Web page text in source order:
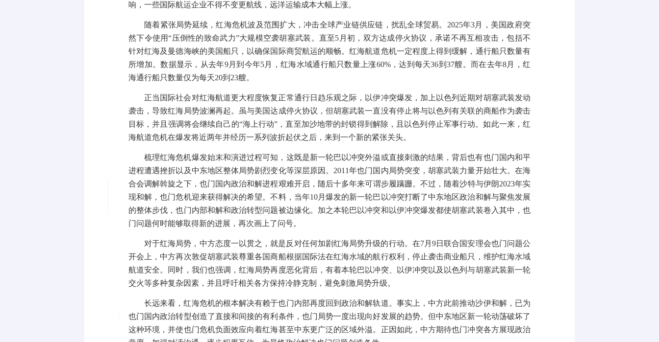
响，一些国际航运企业不得不变更航线，远洋运输成本大幅上涨。
随着紧张局势延续，红海危机波及范围扩大，冲击全球产业链供应链，扰乱全球贸易。 2025年3月，美国政府突
然下令使用“压倒性的致命武力”大规模空袭胡塞武装。直至5 月初，双方达成停火协议，承诺不再互相攻击，包括不
针对红海及曼德海峡的美国船只，以确保国际商贸航运的顺畅。红海航道危机一定程度上得到缓解，通行船只数量有
所增加。数据显示，从去年9月到今年5月，红海水域通行船只数量上涨60%，达到每天36到37艘。而在去年8月，红
海通行船只数量仅为每天20到 23艘。
正当国际社会对红海航道更大程度恢复正常通行日趋乐观之际，以伊冲突爆发，加上以色列近期对胡塞武装发动
袭击，导致红海局势波澜再起。虽与美国达成停火协议，但胡塞武装一直没有停止将与以色列有关联的商船作为袭击
目标，并且强调将会继续自己的“海上行动”，直至加沙地带的封锁得到解除，且以色列停止军事行动。如此一来，红
海航道危机在爆发将近两年并经历一系列波折起伏之后，来到一个新的紧张关头。
梳理红海危机爆发始末和演进过程可知，这既是新一轮巴以冲突外溢或直接刺激的结果，背后也有也门国内和平
进程遭遇挫折以及中东地区整体局势剧烈变化等深层原因。 2011年也门国内局势突变，胡塞武装力量开始壮大。在海
合会调解斡旋之下，也门国内政治和解进程艰难开启，随后十多年来可谓步履蹒跚。不过，随着沙特与伊朗2023年实
现和解，也门危机迎来获得解决的希望。不料，当年10月爆发的新一轮巴以冲突打断了中东地区政治和解与聚焦发展
的整体步伐，也门内部和解和政治转型问题被边缘化。加之本轮巴以冲突和以伊冲突爆发都使胡塞武装卷入其中，也
门问题何时能够取得新的进展，再次画上了问号。
对于红海局势，中方态度一以贯之，就是反对任何加剧红海局势升级的行动。在7月9日联合国安理会也门问题公
开会上，中方再次敦促胡塞武装尊重各国商船根据国际法在红海水域的航行权利，停止袭击商业船只，维护红海水域
航道安全。同时，我们也强调，红海局势再度恶化背后，有着本轮巴以冲突、以伊冲突以及以色列与胡塞武装新一轮
交火等多种复杂因素，并且呼吁相关各方保持冷静克制，避免刺激局势升级。
长远来看，红海危机的根本解决有赖于也门内部再度回到政治和解轨道。事实上，中方此前推动沙伊和解，已为
也门国内政治转型创造了直接和间接的有利条件，也门局势一度出现向好发展的趋势。但中东地区新一轮动荡破坏了
这种环境，并使也门危机负面效应向着红海甚至中东更广泛的区域外溢。正因如此，中方期待也门冲突各方展现政治